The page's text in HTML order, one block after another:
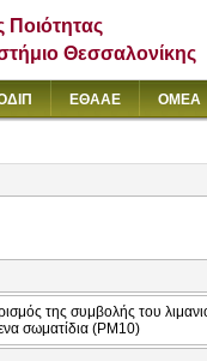
Ποιότητας
Θεσσαλονίκης
ΕΘΑΑΕ ΟΜΕΑ
της συμβολής του
σωματίδια (ΡΜ10)